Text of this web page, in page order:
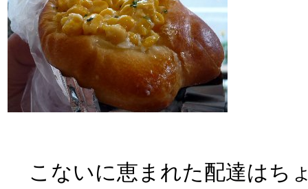
こないに恵まれた配達はち